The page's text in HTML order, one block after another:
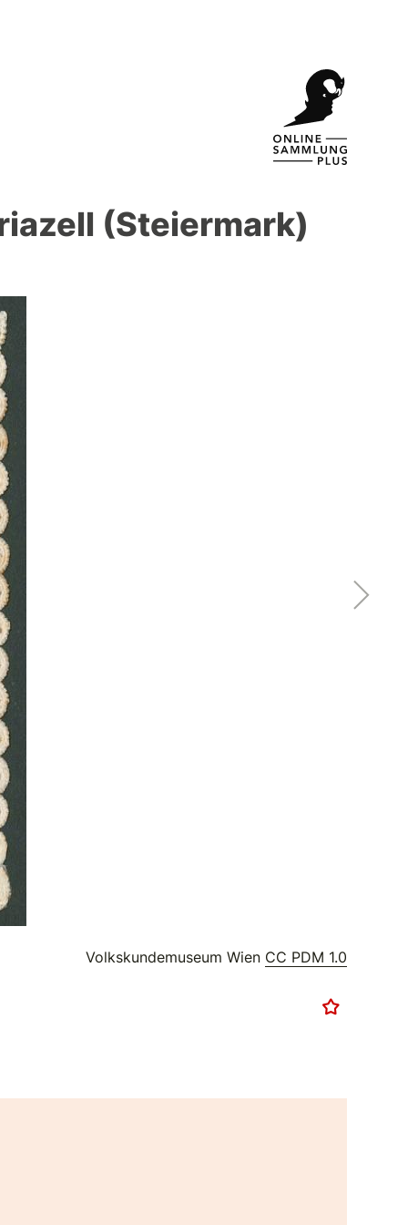
(Steiermark)
Volkskundemuseum Wien CC PDM 1.0